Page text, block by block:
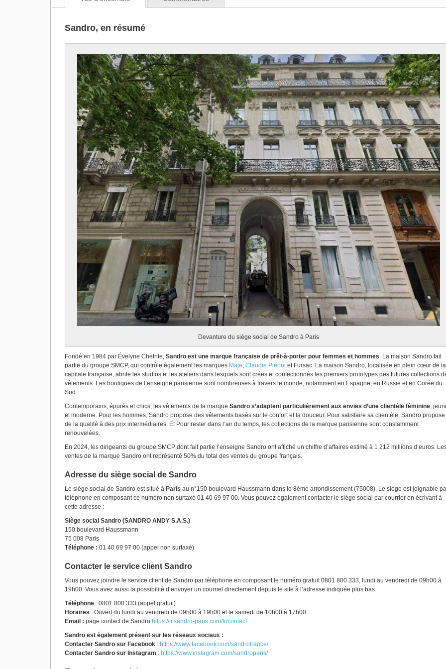
Sandro, en résumé
Devanture du siège social de Sandro à Paris
Fondé en 1984 par Évelyne Chetrite, Sandro est une marque française de prêt-à-porter pour femmes et hommes. La maison Sandro fait
partie du groupe SMCP, qui contrôle également les marques Maje, Claudie Pierlotet Fursac. La maison Sandro, localisée en plein cœur de la
capitale française, abrite les studios et les ateliers dans lesquels sont crées et confectionnés les premiers prototypes des futures collections
vêtements. Les boutiques de l’enseigne parisienne sont nombreuses à travers le monde, notamment en Espagne, en Russie et en Corée du
Sud.
Contemporains, épurés et chics, les vêtements de la marque Sandro s’adaptent particulièrement aux envies d’une clientèle féminine,
et moderne. Pour les hommes, Sandro propose des vêtements basés sur le confort et la douceur. Pour satisfaire sa clientèle, Sandro propose
de la qualité à des prix intermédiaires. Et Pour rester dans l’air du temps, les collections de la marque parisienne sont constamment
renouvelées.
En 2024, les dirigeants du groupe SMCP dont fait partie l’enseigne Sandro ont affiché un chiffre d’affaires estimé à 1 212 millions d’euros.
ventes de la marque Sandro ont représenté 50% du total des ventes du groupe français.
Adresse du siège social de Sandro
Le siège social de Sandro est situé à Paris au n°150 boulevard Haussmann dans le 8ème arrondissement (75008). Le siège est joignable
téléphone en composant ce numéro non surtaxé 01 40 69 97 00. Vous pouvez également contacter le siège social par courrier en écrivant à
cette adresse :
Siège social Sandro (SANDRO ANDY S.A.S.)
150 boulevard Haussmann
75 008 Paris
Téléphone : 01 40 69 97 00 (appel non surtaxé)
Contacter le service client Sandro
Vous pouvez joindre le service client de Sandro par téléphone en composant le numéro gratuit 0801 800 333, lundi au vendredi de 09h00 à
19h00. Vous avez aussi la possibilité d’envoyer un courriel directement depuis le site à l’adresse indiquée plus bas.
Téléphone : 0801 800 333 (appel gratuit)
Horaires : Ouvert du lundi au vendredi de 09h00 à 19h00 et le samedi de 10h00 à 17h00
Email : page contact de Sandro https://fr.sandro-paris.com/fr/contact
Sandro est également présent sur les réseaux sociaux :
Contacter Sandro sur Facebook : https://www.facebook.com/sandrofrance/
Contacter Sandro sur Instagram : https://www.instagram.com/sandroparis/